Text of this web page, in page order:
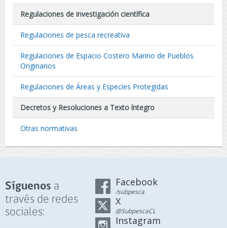
Regulaciones de investigación científica
Regulaciones de pesca recreativa
Regulaciones de Espacio Costero Marino de Pueblos
Originarios
Regulaciones de Áreas y Especies Protegidas
Decretos y Resoluciones a Texto íntegro
Otras normativas
Síguenos a
través de redes
sociales:
Facebook
/subpesca
X
@SubpescaCL
Instagram